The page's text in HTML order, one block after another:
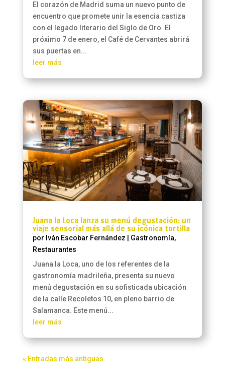
El corazón de Madrid suma un nuevo punto de
encuentro que promete unir la esencia castiza
con el legado literario del Siglo de Oro. El
próximo 7 de enero, el Café de Cervantes abrirá
sus puertas en...
leer más
Juana la Loca lanza su menú degustación: un
viaje sensorial más allá de su icónica tortilla
por Iván Escobar Fernández Gastronomía,
Restaurantes
Juana la Loca, uno de los referentes de la
gastronomía madrileña, presenta su nuevo
menú degustación en su sofisticada ubicación
de la calle Recoletos 10, en pleno barrio de
Salamanca. Este menú...
leer más
« Entradas más antiguas